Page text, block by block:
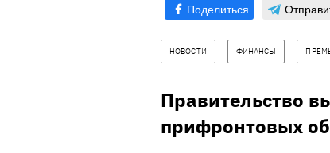
Поделиться
НОВОСТИ ФИНАНСЫ
Правительство
прифронтовых